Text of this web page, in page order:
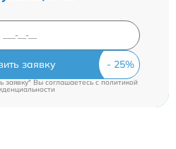
заявку
заявку" Вы соглашаетесь cполитикой